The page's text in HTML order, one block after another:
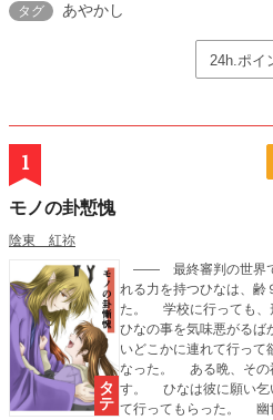
タグ あやかし
1
モノの卦慙愧
陰東 紅祢
―― 最終審判の世界で、共
れる力を持つひなは、齢
た。 学校に行っても、
ひなの事を気味悪がる
いどこかに連れて行って
なった。 ある晩、その神社に一匹の神獣――麒麟が姿を現
す。 ひなは彼に願い乞い、現世から彼の住む幽世へと連れ
て行ってもらった。 幽